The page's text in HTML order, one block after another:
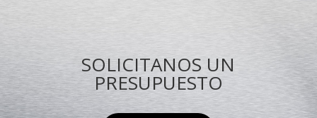
SOLICITANOS UN
PRESUPUESTO